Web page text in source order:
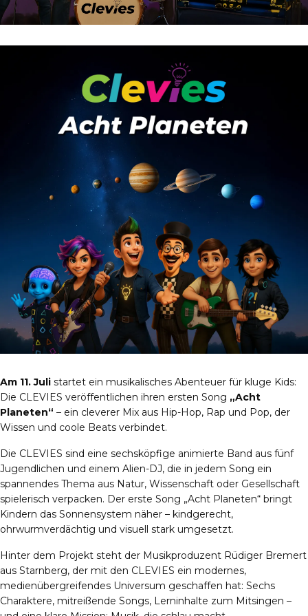
Am 11. Juli startet ein musikalisches Abenteuer für kluge Kids:
Die CLEVIES veröffentlichen ihren ersten Song „Acht
Planeten“ – ein cleverer Mix aus Hip-Hop, Rap und Pop, der
Wissen und coole Beats verbindet.
Die CLEVIES sind eine sechsköpfige animierte Band aus fünf
Jugendlichen und einem Alien-DJ, die in jedem Song ein
spannendes Thema aus Natur, Wissenschaft oder Gesellschaft
spielerisch verpacken. Der erste Song „Acht Planeten“ bringt
Kindern das Sonnensystem näher – kindgerecht,
ohrwurmverdächtig und visuell stark umgesetzt.
Hinter dem Projekt steht der Musikproduzent Rüdiger Bremert
aus Starnberg, der mit den CLEVIES ein modernes,
medienübergreifendes Universum geschaffen hat: Sechs
Charaktere, mitreißende Songs, Lerninhalte zum Mitsingen –